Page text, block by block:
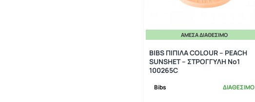
ΆΜΕΣΑ ΔΙΑΘΈΣΙΜΟ
Bibs ΔΙΑΘΕΣΙΜΟ
BIBS ΠΙΠΙΛΑ COLOUR – PEACH
SUNSHET – ΣΤΡΟΓΓΥΛΗ No1
100265C